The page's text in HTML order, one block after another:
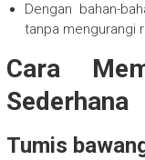
Dengan bahan-
tanpa mengurangi
Cara
Sederhana
Tumis